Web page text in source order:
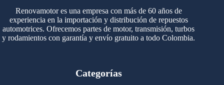
Renovamotor es una empresa con más de 60 años de
experiencia en la importación y distribución de repuestos
automotrices. Ofrecemos partes de motor, transmisión, turbos
y rodamientos con garantía y envío gratuito a todo Colombia.
Categorías